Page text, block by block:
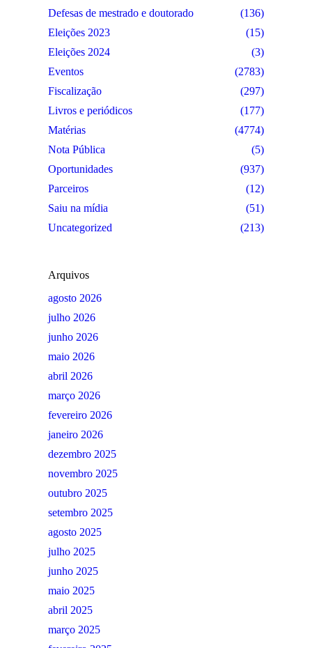
Defesas de mestrado e doutorado
(136)
Eleições 2023
(15)
Eleições 2024
(3)
Eventos
(2783)
Fiscalização
(297)
Livros e periódicos
(177)
Matérias
(4774)
Nota Pública
(5)
Oportunidades
(937)
Parceiros
(12)
Saiu na mídia
(51)
Uncategorized
(213)
Arquivos
agosto 2026
julho 2026
junho 2026
maio 2026
abril 2026
março 2026
fevereiro 2026
janeiro 2026
dezembro 2025
novembro 2025
outubro 2025
setembro 2025
agosto 2025
julho 2025
junho 2025
maio 2025
abril 2025
março 2025